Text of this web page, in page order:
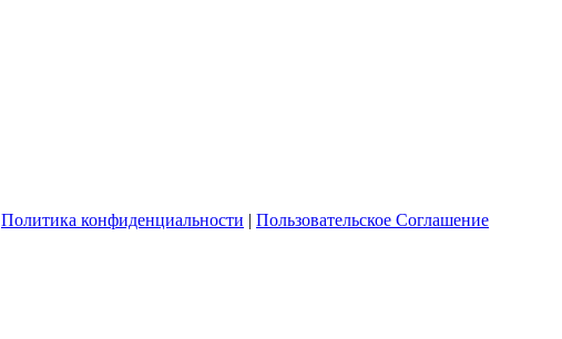
Политика конфиденциальности | Пользовательское Соглашение